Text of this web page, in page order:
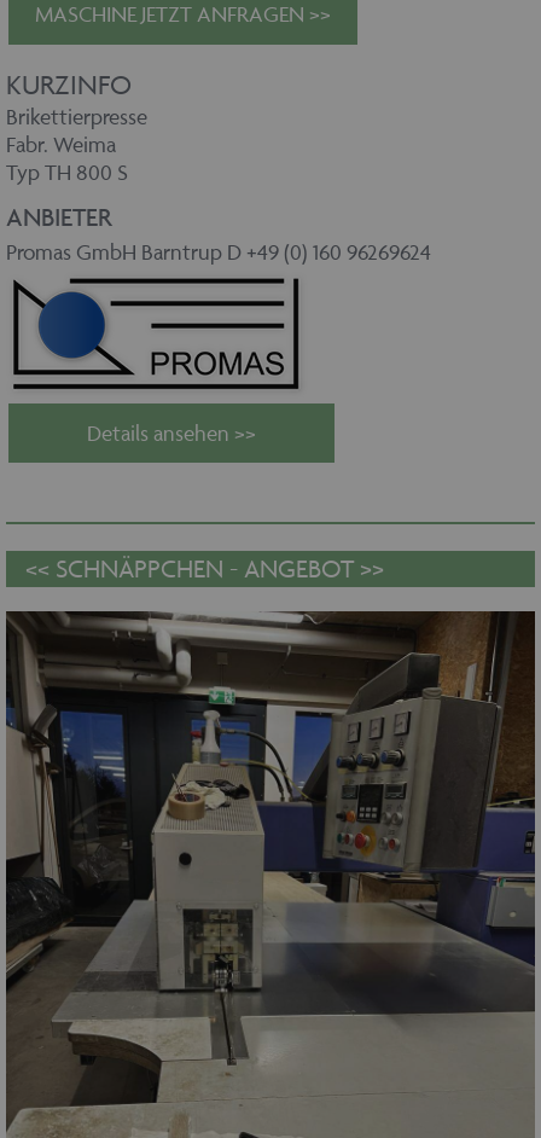
MASCHINE JETZT ANFRAGEN >>
KURZINFO
Brikettierpresse
Fabr. Weima
Typ TH 800 S
ANBIETER
Promas GmbH Barntrup D +49 (0) 160 96269624
Details ansehen >>